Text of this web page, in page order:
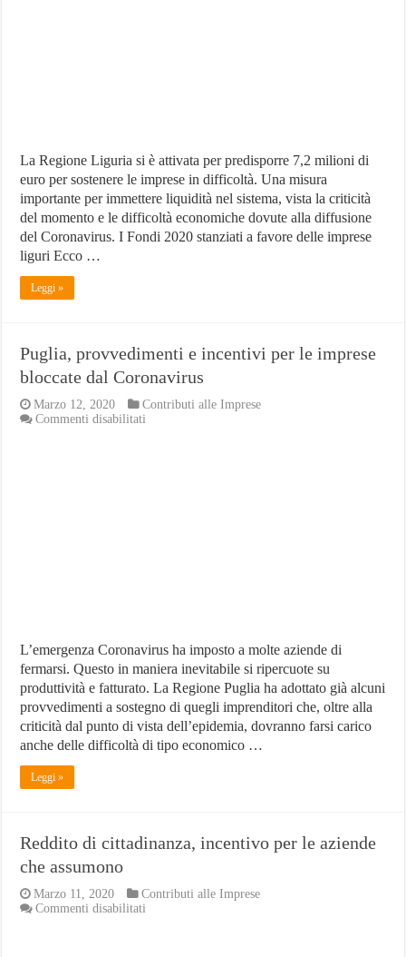
La Regione Liguria si è attivata per predisporre 7,2 milioni di
euro per sostenere le imprese in difficoltà. Una misura
importante per immettere liquidità nel sistema, vista la criticità
del momento e le difficoltà economiche dovute alla diffusione
del Coronavirus. I Fondi 2020 stanziati a favore delle imprese
liguri Ecco …
Leggi »
Puglia, provvedimenti e incentivi per le imprese
bloccate dal Coronavirus
Marzo 12, 2020
Contributi alle Imprese
Commenti disabilitati
L’emergenza Coronavirus ha imposto a molte aziende di
fermarsi. Questo in maniera inevitabile si ripercuote su
produttività e fatturato. La Regione Puglia ha adottato già alcuni
provvedimenti a sostegno di quegli imprenditori che, oltre alla
criticità dal punto di vista dell’epidemia, dovranno farsi carico
anche delle difficoltà di tipo economico …
Leggi »
Reddito di cittadinanza, incentivo per le aziende
che assumono
Marzo 11, 2020
Contributi alle Imprese
Commenti disabilitati